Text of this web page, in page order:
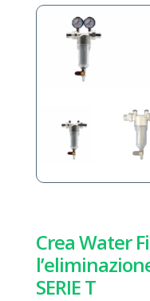
Crea Water
SERIE T